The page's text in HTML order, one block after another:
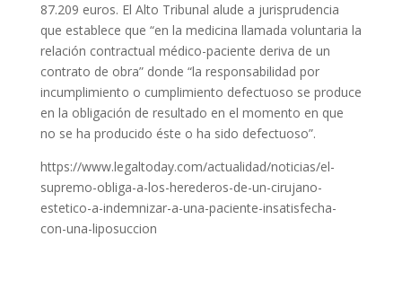
87.209 euros. El Alto Tribunal alude a jurisprudencia
que establece que “en la medicina llamada voluntaria la
relación contractual médico-paciente deriva de un
contrato de obra” donde “la responsabilidad por
incumplimiento o cumplimiento defectuoso se produce
en la obligación de resultado en el momento en que
no se ha producido éste o ha sido defectuoso”.
https://www.legaltoday.com/actualidad/noticias/el-
supremo-obliga-a-los-herederos-de-un-cirujano-
estetico-a-indemnizar-a-una-paciente-insatisfecha-
con-una-liposuccion